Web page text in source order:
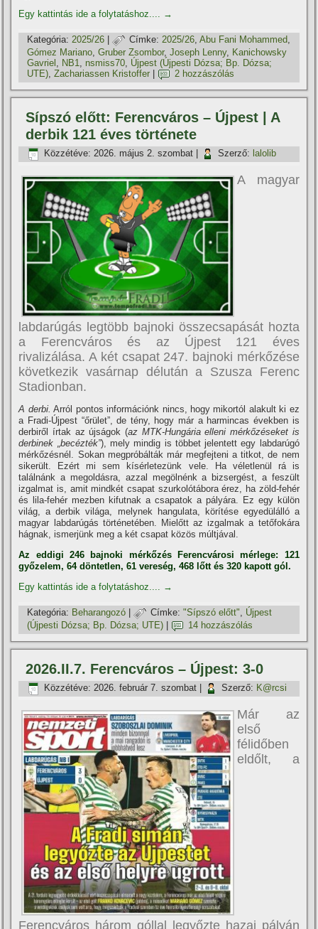
Egy kattintás ide a folytatáshoz....
→
Kategória: 2025/26 | Címke: 2025/26,Abu Fani Mohammed,
Gómez Mariano ,Gruber Zsombor,Joseph Lenny, Kanichowsky
Gavriel
NB1 nsmiss70 Újpest (Újpesti Dózsa; Bp. Dózsa;
UTE),Zachariassen Kristoffer 2 hozzászólás
Sí­pszó előtt: Ferencváros – Újpest | A
derbik 121 éves története
Közzétéve: 2026. május 2. szombat Szerző: lalolib
A magyar
labdarúgás legtöbb bajnoki összecsapását hozta
a Ferencváros és az Újpest 121 éves
rivalizálása. A két csapat 247. bajnoki mérkőzése
következik vasárnap délután a Szusza Ferenc
Stadionban.
A derbi. Arról pontos információnk nincs, hogy mikortól alakult ki ez
a Fradi-Újpest “őrület”, de tény, hogy már a harmincas években is
derbiről í­rtak az újságok (az MTK-Hungária elleni mérkőzéseket is
derbinek „becézték”), mely mindig is többet jelentett egy labdarúgó
mérkőzésnél. Sokan megpróbálták már megfejteni a titkot, de nem
sikerült. Ezért mi sem kí­sérletezünk vele. Ha véletlenül rá is
találnánk a megoldásra, azzal megölnénk a bizsergést, a feszült
izgalmat is, amit mindkét csapat szurkolótábora érez, ha zöld-fehér
és lila-fehér mezben kifutnak a csapatok a pályára. Ez egy külön
világ, a derbik világa, melynek hangulata, körí­tése egyedülálló a
magyar labdarúgás történetében. Mielőtt az izgalmak a tetőfokára
hágnak, ismerjünk meg a két csapat közös múltjával.
Az eddigi 246 bajnoki mérkőzés Ferencvárosi mérlege: 121
győzelem, 64 döntetlen, 61 vereség, 468 lőtt és 320 kapott gól.
Egy kattintás ide a folytatáshoz....
→
Kategória: Beharangozó | Címke: "Sí­pszó előtt", Újpest
(Újpesti Dózsa; Bp. Dózsa; UTE)
14 hozzászólás
2026.II.7. Ferencváros – Újpest: 3-0
Közzétéve: 2026. február 7. szombat Szerző: K@rcsi
Már az
első
félidőben
eldőlt, a
Ferencváros három góllal legyőzte hazai pályán